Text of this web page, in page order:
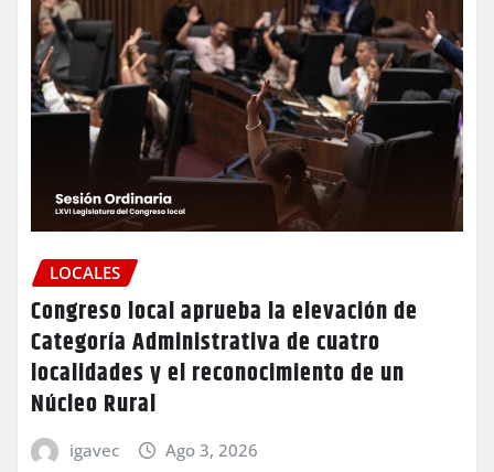
LOCALES
Congreso local aprueba la elevación de
Categoría Administrativa de cuatro
localidades y el reconocimiento de un
Núcleo Rural
igavec Ago 3, 2026